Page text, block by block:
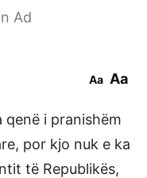
Ad
Aa Aa
qenë i pranishëm
por kjo nuk e ka
të Republikës,